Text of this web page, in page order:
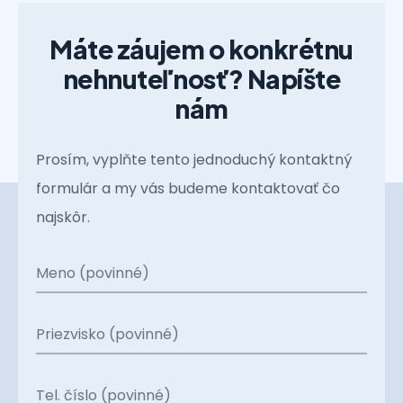
Máte záujem o konkrétnu
nehnuteľnosť? Napíšte
nám
Prosím, vyplňte tento jednoduchý kontaktný
formulár a my vás budeme kontaktovať čo
najskôr.
Meno (povinné)
Priezvisko (povinné)
Tel. číslo (povinné)